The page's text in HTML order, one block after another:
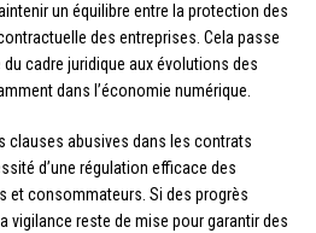
un équilibre entre la protection des
des entreprises. Cela passe
cadre juridique aux évolutions des
dans l’économie numérique.
clauses abusives dans les contrats
d’une régulation efficace des
et consommateurs. Si des progrès
vigilance reste de mise pour garantir des